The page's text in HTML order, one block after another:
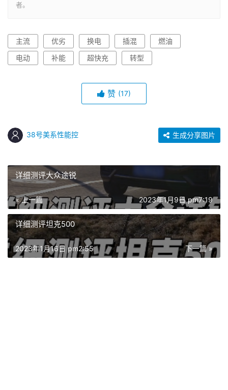
者。
主流 优劣 换电 插混
燃油
电动
补能 超快充 转型
赞 (17)
38号美系性能控 生成分享图片
详细测评大众途锐
« 上一篇 2023年1月9日 pm7:19
详细测评坦克500
下一篇 »
2023年1月16日 pm2:55